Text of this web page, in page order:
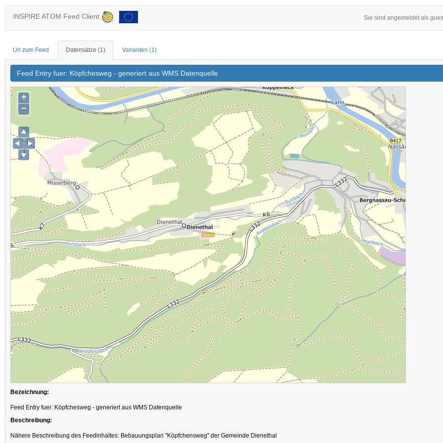
INSPIRE ATOM Feed Client Sie sind angemeldet als
Url zum Feed Datensätze (1) Varianten (1)
Feed Entry fuer: Köpfchesweg - generiert aus WMS Datenquelle
+
−
Bezeichnung:
Feed Entry fuer: Köpfchesweg - generiert aus WMS Datenquelle
Beschreibung:
Nähere Beschreibung des Feedinhaltes: Bebauungsplan "Köpfchensweg" der Gemeinde Dienethal